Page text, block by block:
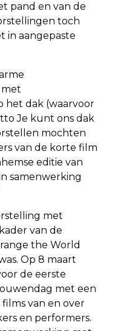
pand en van de
toch
in aangepaste
dak (waarvoor
Je kunt ons dak
mochten
van de korte film
editie van
samenwerking
met
van de
the World
Op 8 maart
de eerste
met een
van en over
en performers.